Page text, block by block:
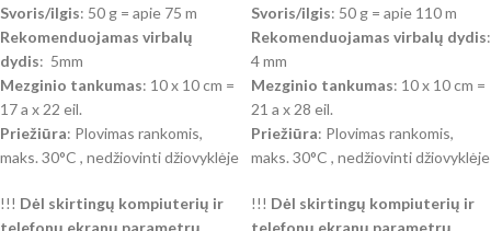
Svoris/ilgis: 50 g = apie 75 m
Rekomenduojamas virbalų
dydis: 5mm
Mezginio tankumas: 10 x 10 cm =
17 a x 22 eil.
Priežiūra: Plovimas rankomis,
maks. 30°C , nedžiovinti džiovyklėje
!!! Dėl skirtingų kompiuterių ir
Svoris/ilgis: 50 g = apie 110 m
Rekomenduojamas virbalų dydis:
4 mm
Mezginio tankumas: 10 x 10 cm =
21 a x 28 eil.
Priežiūra: Plovimas rankomis,
maks. 30°C , nedžiovinti džiovyklėje
!!! Dėl skirtingų kompiuterių ir